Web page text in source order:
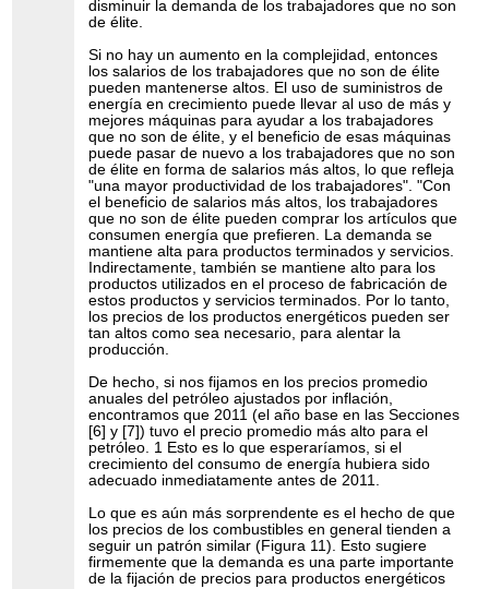
disminuir la demanda de los trabajadores que no son
de élite.
Si no hay un aumento en la complejidad, entonces
los salarios de los trabajadores que no son de élite
pueden mantenerse altos. El uso de suministros de
energía en crecimiento puede llevar al uso de más y
mejores máquinas para ayudar a los trabajadores
que no son de élite, y el beneficio de esas máquinas
puede pasar de nuevo a los trabajadores que no son
de élite en forma de salarios más altos, lo que refleja
"una mayor productividad de los trabajadores". "Con
el beneficio de salarios más altos, los trabajadores
que no son de élite pueden comprar los artículos que
consumen energía que prefieren. La demanda se
mantiene alta para productos terminados y servicios.
Indirectamente, también se mantiene alto para los
productos utilizados en el proceso de fabricación de
estos productos y servicios terminados. Por lo tanto,
los precios de los productos energéticos pueden ser
tan altos como sea necesario, para alentar la
producción.
De hecho, si nos fijamos en los precios promedio
anuales del petróleo ajustados por inflación,
encontramos que 2011 (el año base en las Secciones
[6] y [7]) tuvo el precio promedio más alto para el
petróleo. 1 Esto es lo que esperaríamos, si el
crecimiento del consumo de energía hubiera sido
adecuado inmediatamente antes de 2011.
Lo que es aún más sorprendente es el hecho de que
los precios de los combustibles en general tienden a
seguir un patrón similar (Figura 11). Esto sugiere
firmemente que la demanda es una parte importante
de la fijación de precios para productos energéticos